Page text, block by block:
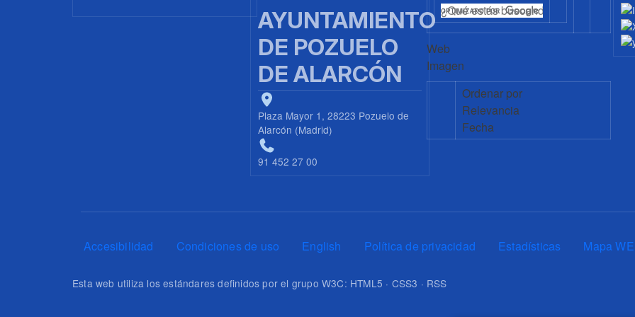
AYUNTAMIENTO
DE POZUELO
DE ALARCÓN
Plaza Mayor 1, 28223 Pozuelo de
Alarcón (Madrid)
91 452 27 00
Web
Imagen
Ordenar por
Relevancia
Fecha
Pie de página
Accesibilidad Condiciones de uso English Política de privacidad Estadísticas Mapa
Esta web utiliza los estándares definidos por el grupo W3C: HTML5 · CSS3 · RSS